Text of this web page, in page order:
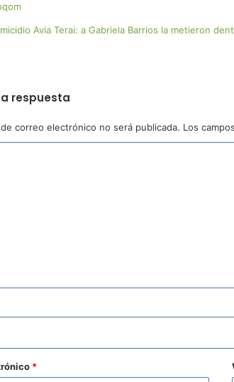
Avia Terai: a Gabriela Barrios la metieron
respuesta
correo electrónico no será publicada. Los
*